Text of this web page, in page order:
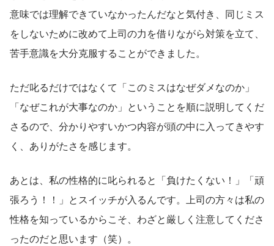
意味では理解できていなかったんだなと気付き、同じミス
をしないために改めて上司の力を借りながら対策を立て、
苦手意識を大分克服することができました。
ただ叱るだけではなくて「このミスはなぜダメなのか」
「なぜこれが大事なのか」ということを順に説明してくだ
さるので、分かりやすいかつ内容が頭の中に入ってきやす
く、ありがたさを感じます。
あとは、私の性格的に叱られると「負けたくない！」「頑
張ろう！！」とスイッチが入るんです。上司の方々は私の
性格を知っているからこそ、わざと厳しく注意してくださ
ったのだと思います（笑）。